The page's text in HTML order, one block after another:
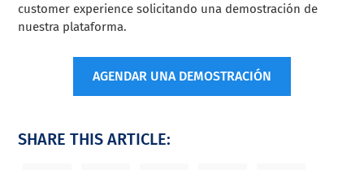
customer experience solicitando una demostración de
nuestra plataforma.
AGENDAR UNA DEMOSTRACIÓN
SHARE THIS ARTICLE: